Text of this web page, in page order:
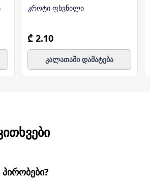
კროტი ფხვნილი
₾ 2.10
კალათაში დამატება